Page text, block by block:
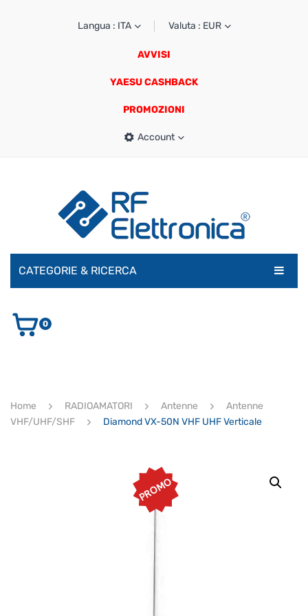
Langua : ITA Valuta : EUR
AVVISI
YAESU CASHBACK
PROMOZIONI
Account
CATEGORIE & RICERCA
AUDIO E VIDEO
ULTIMI ARRIVI
0
Home RADIOAMATORI Antenne
Antenne
VHF/UHF/SHF
Diamond VX-50N VHF UHF Verticale
PROMO